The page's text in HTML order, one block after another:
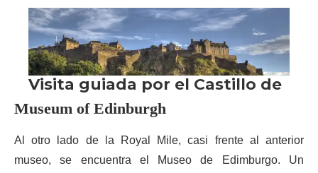
Museum of Edinburgh
Al otro lado de la Royal Mile, casi frente al anterior
museo, se encuentra el Museo de Edimburgo. Un